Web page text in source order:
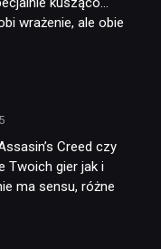
wrażenie, ale obie
Creed czy
Twoich gier jak i
ma sensu, różne